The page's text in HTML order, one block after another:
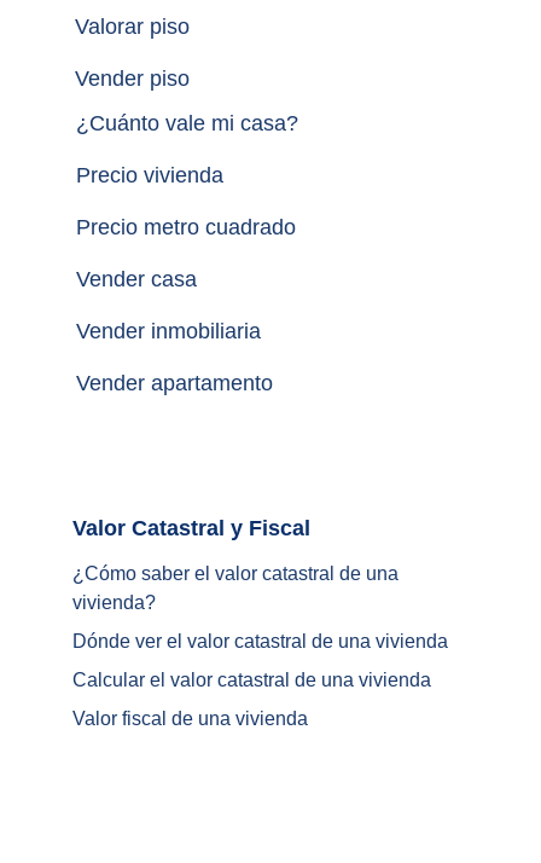
¿ Cómo saber el valor catastral de una
vivienda?
Dónde ver el valor catastral de una vivienda
Calcular el valor catastral de una vivienda
Valor fiscal de una vivienda
Valorar piso
¿Cuánto vale mi casa?
Precio vivienda
Precio metro cuadrado
Vender casa
Vender inmobiliaria
Vender apartamento
Vender piso